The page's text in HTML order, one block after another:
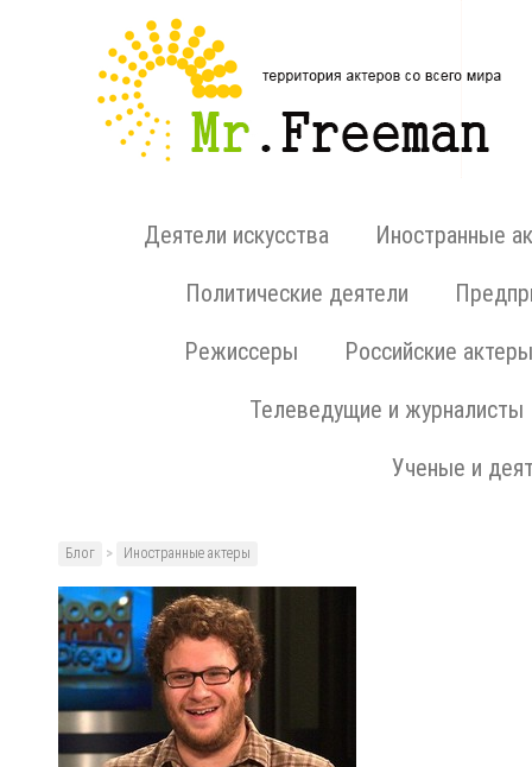
Деятели искусства Иностранные
Политические деятели
Режиссеры Российские актеры
Телеведущие и журналисты
Ученые и
Блог > Иностранные актеры